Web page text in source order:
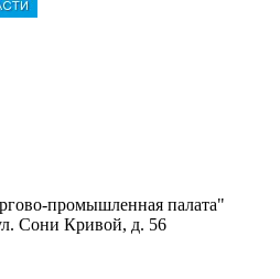
промышленная палата"
Сони Кривой, д. 56